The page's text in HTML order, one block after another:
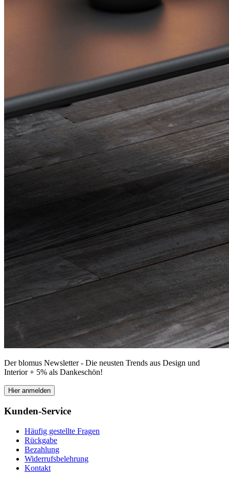
Der blomus Newsletter - Die neusten Trends aus Design und
Interior + 5% als Dankeschön!
Hier anmelden
Kunden-Service
Häufig gestellte Fragen
Rückgabe
Bezahlung
Widerrufsbelehrung
Kontakt